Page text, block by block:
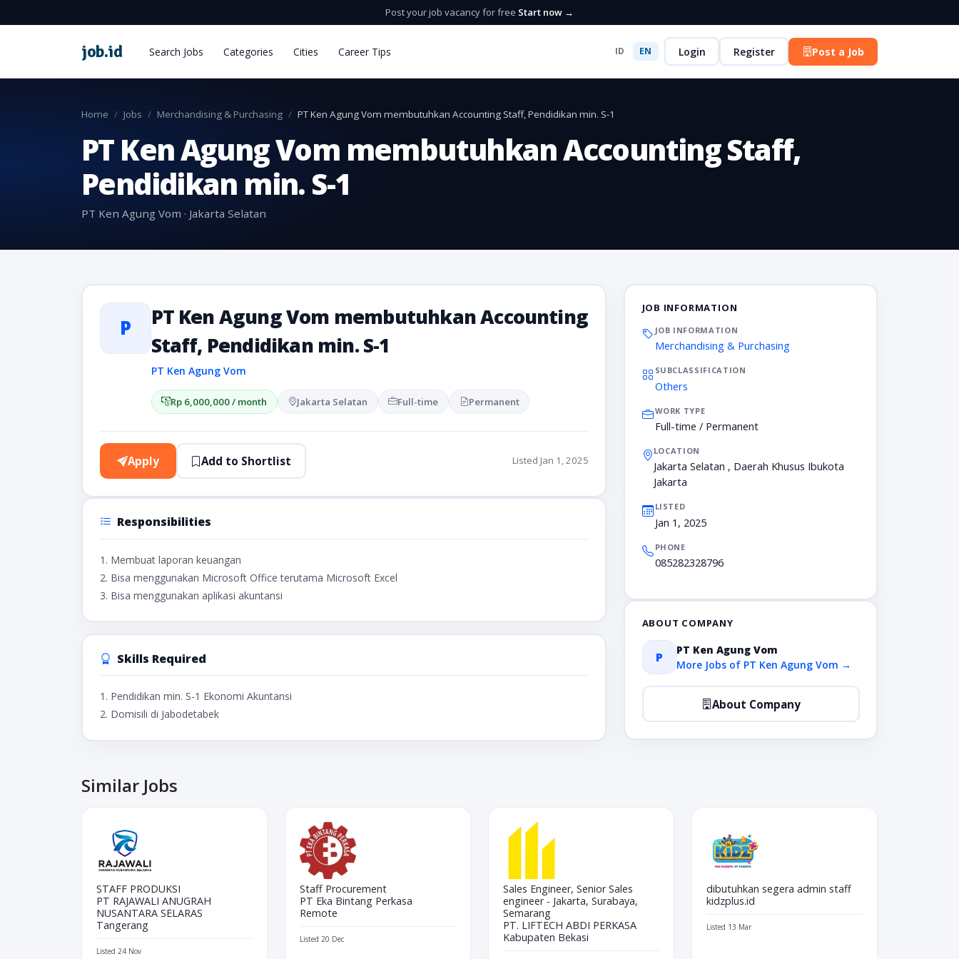
Post your job vacancy for free Start now →
job.id Search Jobs Categories Cities Career Tips ID EN Login Register Post a Job
Home Jobs Merchandising & Purchasing PT Ken Agung Vom membutuhkan Accounting Staff, Pendidikan min. S-1
PT Ken Agung Vom membutuhkan Accounting Staff,
Pendidikan min. S-1
PT Ken Agung Vom · Jakarta Selatan
P
PT Ken Agung Vom membutuhkan Accounting
Staff, Pendidikan min. S-1
PT Ken Agung Vom
Rp 6,000,000 / month Jakarta Selatan Full-time Permanent
Apply Add to Shortlist Listed Jan 1, 2025
Responsibilities
1. Membuat laporan keuangan
2. Bisa menggunakan Microsoft Office terutama Microsoft Excel
3. Bisa menggunakan aplikasi akuntansi
Skills Required
1. Pendidikan min. S-1 Ekonomi Akuntansi
2. Domisili di Jabodetabek
JOB INFORMATION
JOB INFORMATION
Merchandising & Purchasing
SUBCLASSIFICATION
Others
WORK TYPE
Full-time / Permanent
LOCATION
Jakarta Selatan , Daerah Khusus Ibukota
Jakarta
LISTED
Jan 1, 2025
PHONE
085282328796
ABOUT COMPANY
P
PT Ken Agung Vom
More Jobs of PT Ken Agung Vom →
About Company
Similar Jobs
STAFF PRODUKSI
PT RAJAWALI ANUGRAH
NUSANTARA SELARAS
Tangerang
Listed 24 Nov
Staff Procurement
PT Eka Bintang Perkasa
Remote
Listed 20 Dec
Sales Engineer, Senior Sales
engineer - Jakarta, Surabaya,
Semarang
PT. LIFTECH ABDI PERKASA
Kabupaten Bekasi
dibutuhkan segera admin staff
kidzplus.id
Listed 13 Mar